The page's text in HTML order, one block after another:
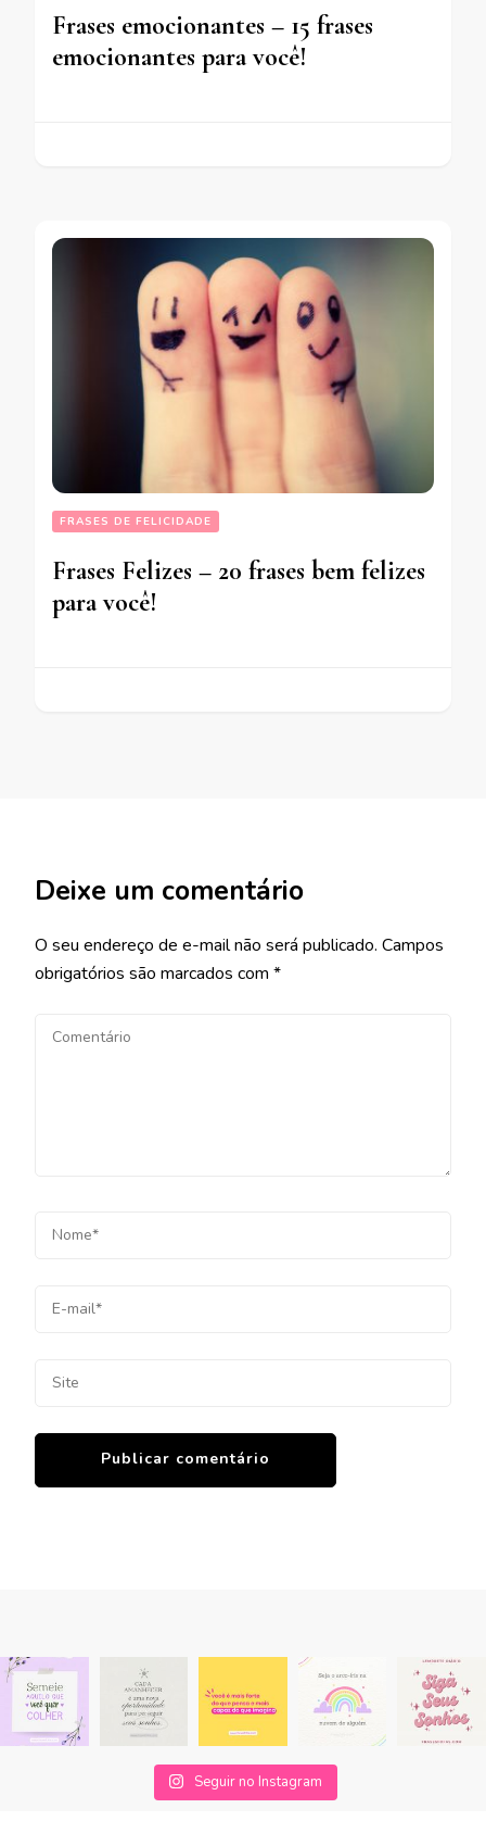
Frases emocionantes – 15 frases
emocionantes para você!
FRASES DE FELICIDADE
Frases Felizes – 20 frases bem felizes
para você!
Deixe um comentário
O seu endereço de e-mail não será publicado. Campos
obrigatórios são marcados com *
Seguir no Instagram